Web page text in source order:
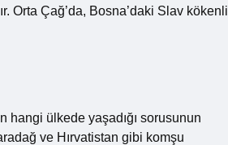
Orta Çağ’da, Bosna’daki Slav kökenli
hangi ülkede yaşadığı sorusunun
ve Hırvatistan gibi komşu